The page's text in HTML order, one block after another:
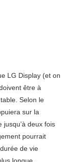
LG Display (et on
être à
Selon le
sur la
jusqu’à deux fois
pourrait
de vie